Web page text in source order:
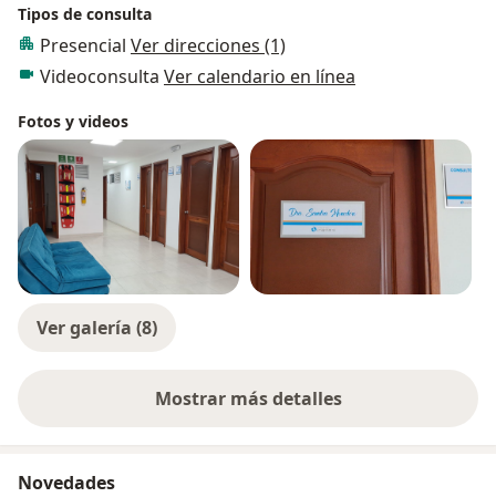
Tipos de consulta
Presencial Ver direcciones (1)
Videoconsulta Ver calendario en línea
Fotos y videos
Ver galería (8)
Mostrar más detalles
sobre la experiencia
Novedades